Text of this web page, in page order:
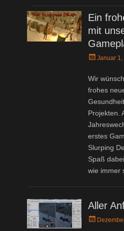
Ein
mit
PostedJanuar 1,
Wir
frohes
Projekten.
erstes
Slurping
Spaß
wie immer
Aller
Posted